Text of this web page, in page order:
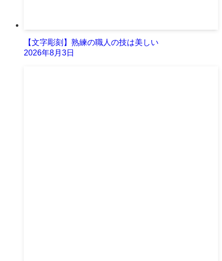
【文字彫刻】熟練の職人の技は美しい
2026年8月3日